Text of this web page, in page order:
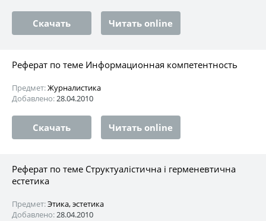
Скачать Читать online
Реферат по теме Информационная компетентность
Предмет:Журналистика
Добавлено:28.04.2010
Скачать Читать online
Реферат по теме Структуалістична і герменевтична
естетика
Предмет:Этика, эстетика
Добавлено:28.04.2010